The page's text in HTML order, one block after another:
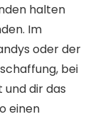
halten
Im
oder der
bei
dir das
einen